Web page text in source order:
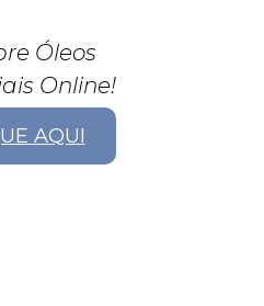
Óleos
Online!
AQUI